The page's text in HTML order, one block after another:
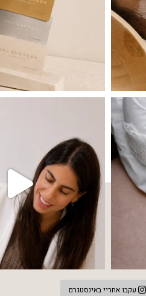
ולהתאזן תהליך אחד שיכול לעשות הבדל
עקבו אחריי באינסטגרם